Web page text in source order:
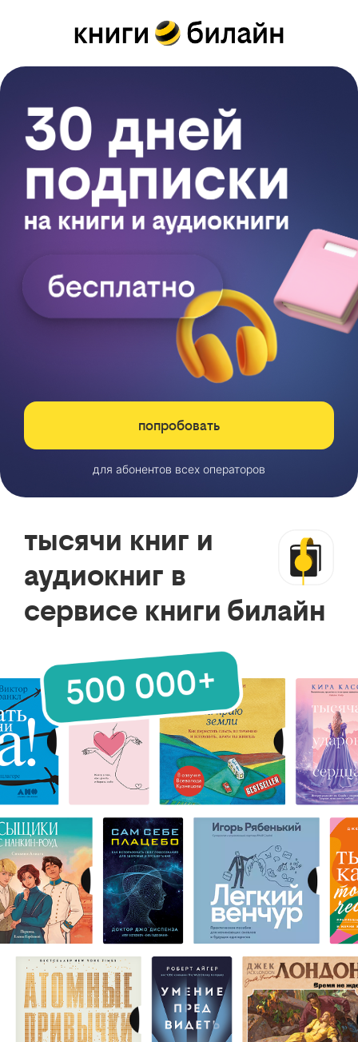
попробовать
для абонентов всех операторов
тысячи книг и
аудиокниг в
сервисе книги билайн